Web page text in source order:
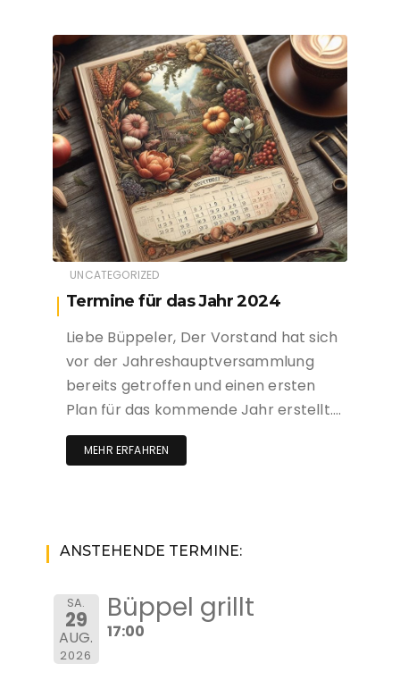
UNCATEGORIZED
Termine für das Jahr 2024
Liebe Büppeler, Der Vorstand hat sich
vor der Jahreshauptversammlung
bereits getroffen und einen ersten
Plan für das kommende Jahr erstellt….
MEHR ERFAHREN
ANSTEHENDE TERMINE:
SA.
29
AUG.
2026
Büppel grillt
17:00